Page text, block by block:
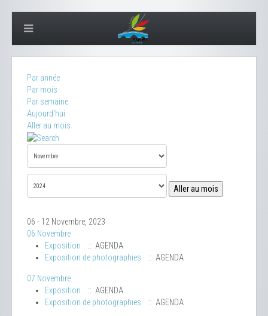
Par année
Par mois
Par semaine
Aujourd'hui
Aller au mois
Aller au mois
06 - 12 Novembre, 2023
06 Novembre
Exposition
:: AGENDA
Exposition de photographies
:: AGENDA
07 Novembre
Exposition
:: AGENDA
Exposition de photographies
:: AGENDA